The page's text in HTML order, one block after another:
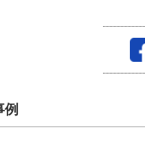
例